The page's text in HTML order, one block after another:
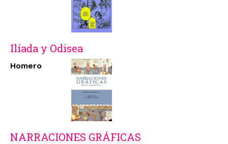
Ilíada y Odisea
Homero
NARRACIONES GRÁFICAS